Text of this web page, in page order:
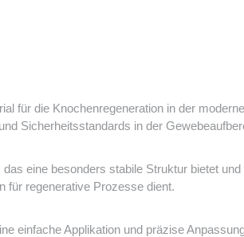
für die Knochenregeneration in der
Sicherheitsstandards in der
eine besonders stabile Struktur bietet
für regenerative Prozesse dient.
einfache Applikation und präzise